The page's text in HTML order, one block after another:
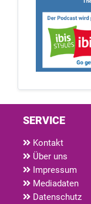
SERVICE
Kontakt
Über uns
Impressum
Mediadaten
Datenschutz